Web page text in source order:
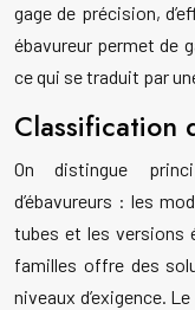
gage de précision,
ébavureur permet de
ce qui se traduit par
Classification
On distingue
d’ébavureurs : les
tubes et les versions
familles offre des
niveaux d’exigence.